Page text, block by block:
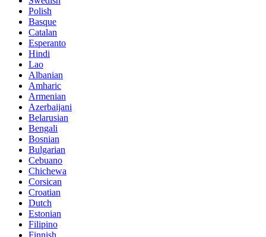
Polish
Basque
Catalan
Esperanto
Hindi
Lao
Albanian
Amharic
Armenian
Azerbaijani
Belarusian
Bengali
Bosnian
Bulgarian
Cebuano
Chichewa
Corsican
Croatian
Dutch
Estonian
Filipino
Finnish